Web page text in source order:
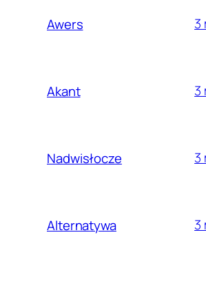
Awers 3
Akant 3
Nadwisłocze 3
Alternatywa 3